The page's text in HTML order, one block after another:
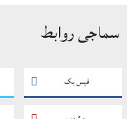
سماجی روابط
فیس بک